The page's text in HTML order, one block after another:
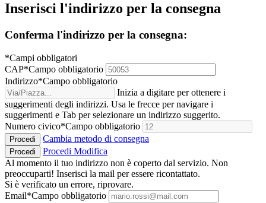
Inserisci l'indirizzo per la consegna
Conferma l'indirizzo per la consegna:
*Campi obbligatori
CAP*Campo obbligatorio
Indirizzo*Campo obbligatorio
Inizia a digitare per ottenere i
suggerimenti degli indirizzi. Usa le frecce per navigare i
suggerimenti e Tab per selezionare un indirizzo suggerito.
Numero civico*Campo obbligatorio
Procedi Cambia metodo di consegna
Procedi Procedi Modifica
Al momento il tuo indirizzo non è coperto dal servizio. Non
preoccuparti! Inserisci la mail per essere ricontattato.
Si è verificato un errore, riprovare.
Email*Campo obbligatorio